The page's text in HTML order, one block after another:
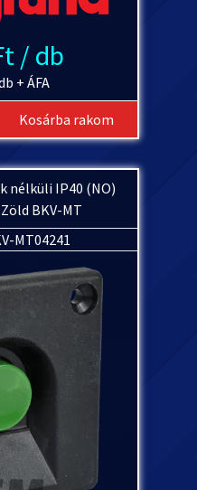
/ db
+ ÁFA
Kosárba rakom
nélküli IP40 (NO)
BKV-MT
MT04241